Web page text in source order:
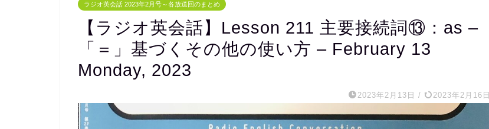
ラジオ英会話 2023年2月号～各放送回のまとめ
【ラジオ英会話】Lesson 211 主要接続詞⑬：as –
「＝」基づくその他の使い方 – February 13
Monday, 2023
2023年2月13日 / 2023年2月16日